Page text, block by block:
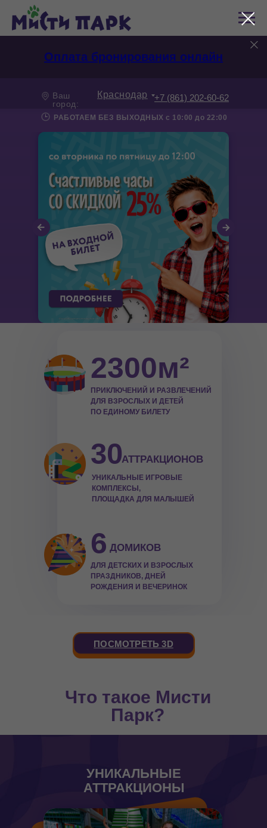
Оплата бронирования онлайн
РАБОТАЕМ БЕЗ ВЫХОДНЫХ с 10:00 до 22:00
Ваш
город:
Краснодар +7 (861) 202-60-62
2300м²
ПРИКЛЮЧЕНИЙ И РАЗВЛЕЧЕНИЙ
ДЛЯ ВЗРОСЛЫХ И ДЕТЕЙ
ПО ЕДИНОМУ БИЛЕТУ
30
УНИКАЛЬНЫЕ ИГРОВЫЕ
КОМПЛЕКСЫ,
ПЛОЩАДКА ДЛЯ МАЛЫШЕЙ
6
ДЛЯ ДЕТСКИХ И ВЗРОСЛЫХ
ПРАЗДНИКОВ, ДНЕЙ
РОЖДЕНИЯ И ВЕЧЕРИНОК
АТТРАКЦИОНОВ
ДОМИКОВ
ПОСМОТРЕТЬ 3D
Что такое Мисти
Парк?
УНИКАЛЬНЫЕ
АТТРАКЦИОНЫ